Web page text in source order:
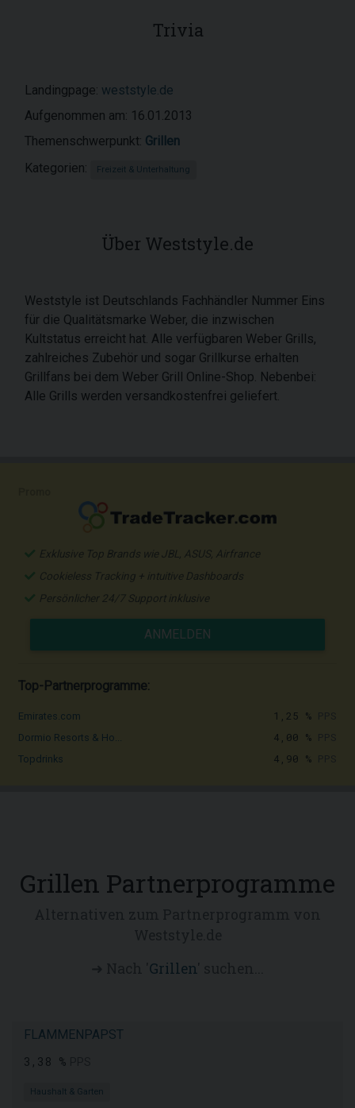
Trivia
Landingpage: weststyle.de
Aufgenommen am: 16.01.2013
Themenschwerpunkt: Grillen
Kategorien:
Freizeit & Unterhaltung
Über Weststyle.de
Weststyle ist Deutschlands Fachhändler Nummer Eins
für die Qualitätsmarke Weber, die inzwischen
Kultstatus erreicht hat. Alle verfügbaren Weber Grills,
zahlreiches Zubehör und sogar Grillkurse erhalten
Grillfans bei dem Weber Grill Online-Shop. Nebenbei:
Alle Grills werden versandkostenfrei geliefert.
Exklusive Top Brands wie JBL, ASUS, Airfrance
Cookieless Tracking + intuitive Dashboards
Persönlicher 24/7 Support inklusive
ANMELDEN
Top-Partnerprogramme:
Emirates.com 1,25 %
Dormio Resorts & Ho... 4,00 %
Topdrinks 4,90 %
Grillen Partnerprogramme
Grillen
FLAMMENPAPST
3,38 %
Haushalt & Garten